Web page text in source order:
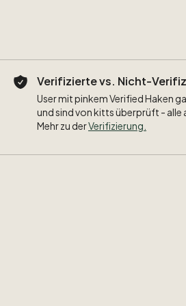
Verifizierte vs. Nicht-
User mit pinkem Verified Haken
und sind von kitts überprüft - alle
Mehr zu derVerifizierung.